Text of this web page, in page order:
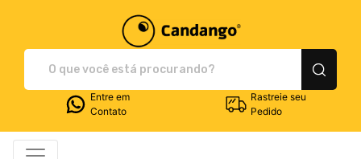
Entre em
Contato
Rastreie seu
Pedido